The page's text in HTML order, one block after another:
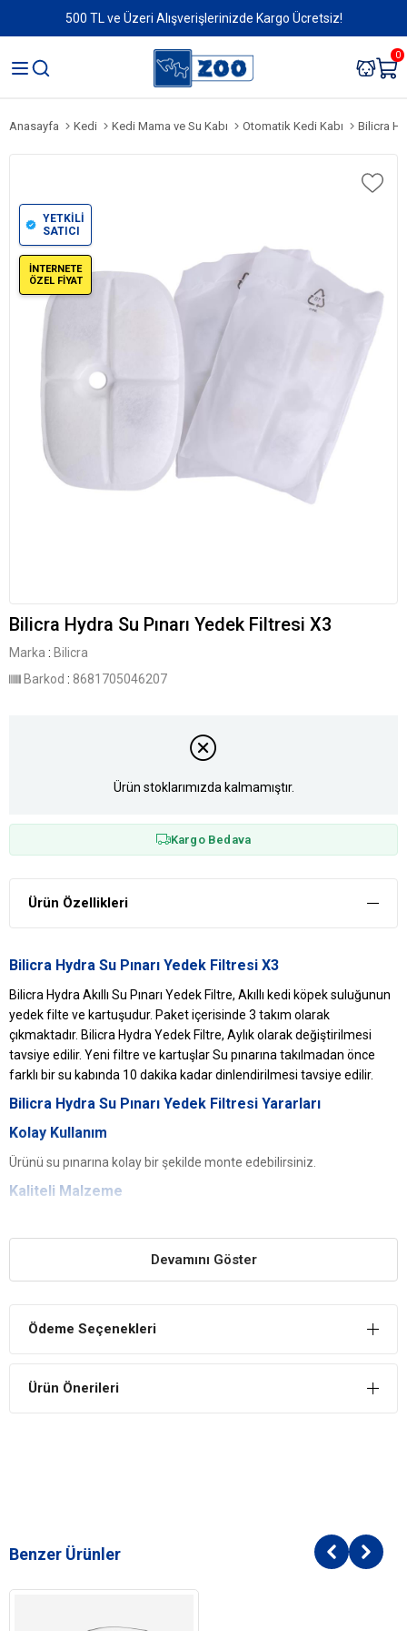
500 TL ve Üzeri Alışverişlerinizde Kargo Ücretsiz!
0
Anasayfa Kedi Kedi Mama ve Su Kabı Otomatik Kedi Kabı Bilicra
YETKİLİ
SATICI
İNTERNETE
ÖZEL FİYAT
Bilicra Hydra Su Pınarı Yedek Filtresi X3
Marka : Bilicra
Barkod : 8681705046207
Ürün stoklarımızda kalmamıştır.
Kargo Bedava
Ürün Özellikleri
Bilicra Hydra Su Pınarı Yedek Filtresi X3
Bilicra Hydra Akıllı Su Pınarı Yedek Filtre, Akıllı kedi köpek suluğunun
yedek filte ve kartuşudur. Paket içerisinde 3 takım olarak
çıkmaktadır. Bilicra Hydra Yedek Filtre, Aylık olarak değiştirilmesi
tavsiye edilir. Yeni filtre ve kartuşlar Su pınarına takılmadan önce
farklı bir su kabında 10 dakika kadar dinlendirilmesi tavsiye edilir.
Bilicra Hydra Su Pınarı Yedek Filtresi Yararları
Kolay Kullanım
Ürünü su pınarına kolay bir şekilde monte edebilirsiniz.
Kaliteli Malzeme
eder.
Devamını Göster
Ödeme Seçenekleri
Ürün Önerileri
Benzer Ürünler